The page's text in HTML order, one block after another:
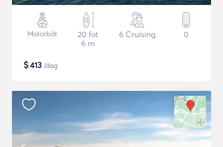
Motorbåt
20 fot
6 m
6 Cruising 0
$413 /dag